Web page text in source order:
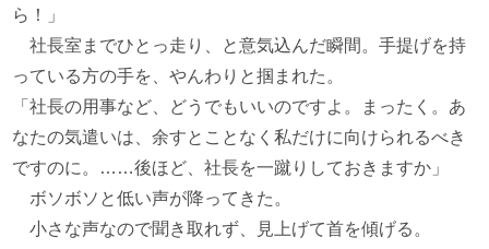
ら！」
社長室までひとっ走り、と意気込んだ瞬間。手提げを持
っている方の手を、やんわりと掴まれた。
「社長の用事など、どうでもいいのですよ。まったく。あ
なたの気遣いは、余すとことなく私だけに向けられるべき
ですのに。……後ほど、社長を一蹴りしておきますか」
ボソボソと低い声が降ってきた。
小さな声なので聞き取れず、見上げて首を傾げる。